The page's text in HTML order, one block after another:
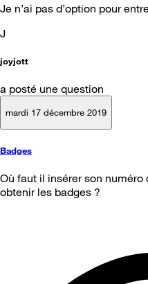
Je n’ai pas d’option pour
J
joyjott
a posté une question
mardi 17 décembre 2019
Badges
Où faut il insérer son
obtenir les badges ?